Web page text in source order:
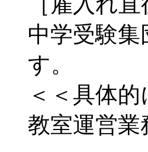
中学受験
す。
＜＜具体的
教室運営業